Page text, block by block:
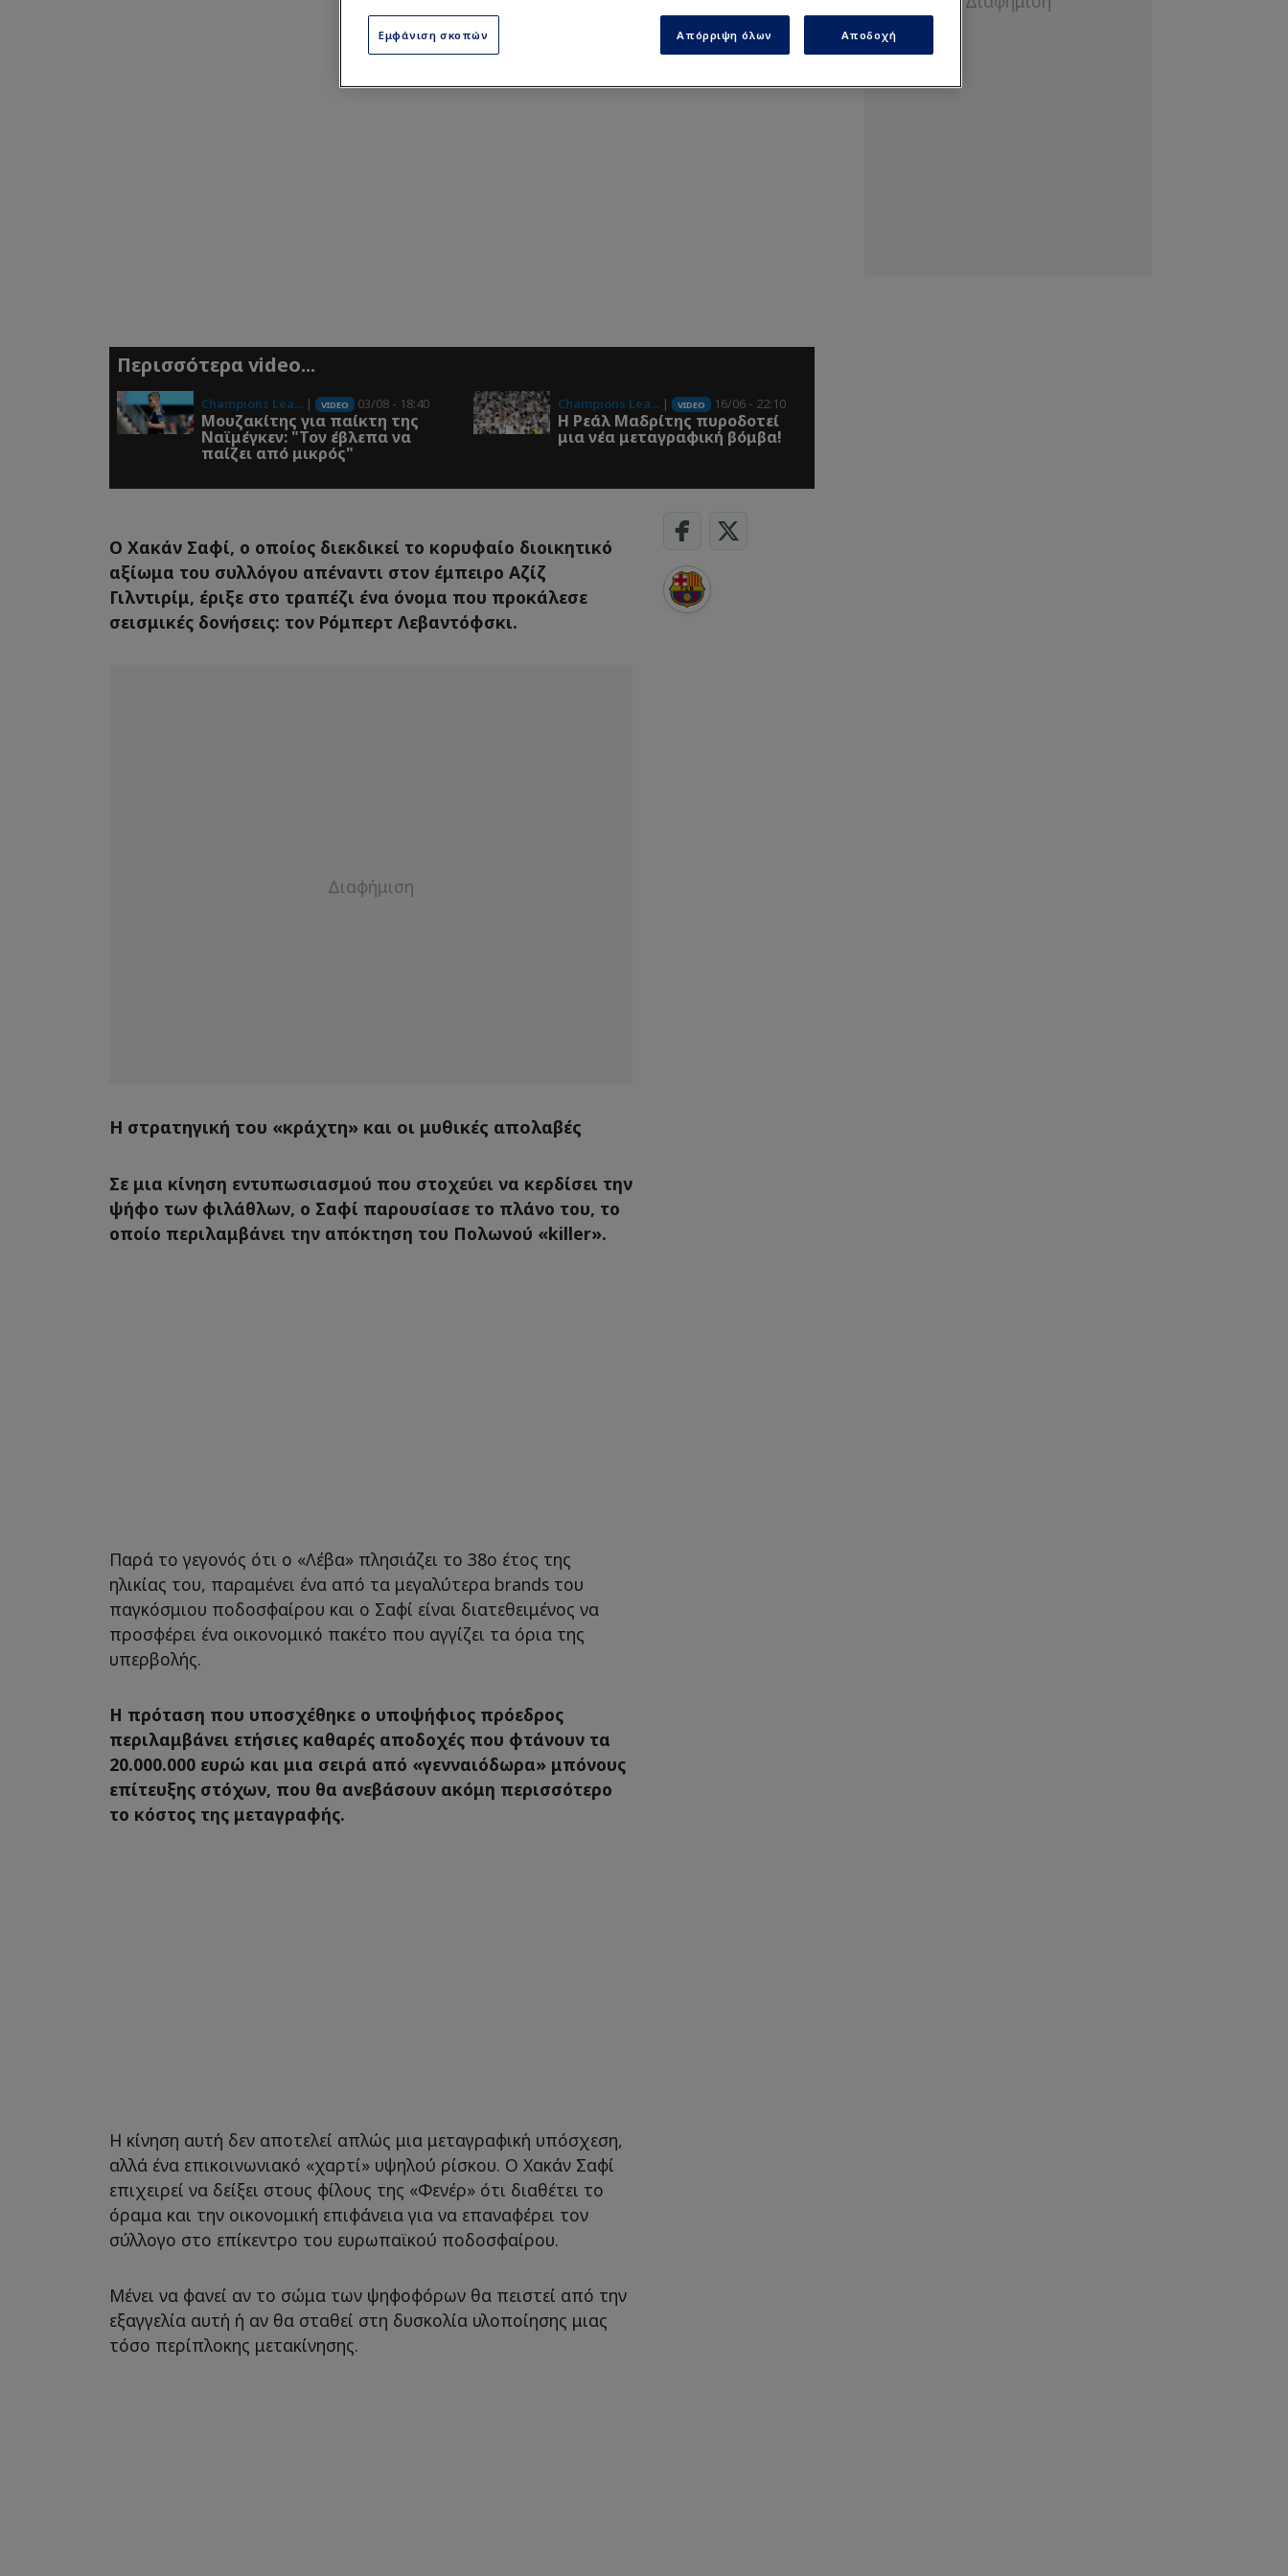
Περισσότερα video...
Champions Lea... | VIDEO 03/08 - 18:40
Μουζακίτης για παίκτη της
Ναϊμέγκεν: "Τον έβλεπα να
παίζει από μικρός"
Champions Lea... | VIDEO 16/06 - 22:10
Η Ρεάλ Μαδρίτης πυροδoτεί
μια νέα μεταγραφική βόμβα!
Ο Χακάν Σαφί, ο οποίος διεκδικεί το κορυφαίο διοικητικό
αξίωμα του συλλόγου απέναντι στον έμπειρο Αζίζ
Γιλντιρίμ, έριξε στο τραπέζι ένα όνομα που προκάλεσε
σεισμικές δονήσεις: τον Ρόμπερτ Λεβαντόφσκι.
Η στρατηγική του «κράχτη» και οι μυθικές απολαβές
Σε μια κίνηση εντυπωσιασμού που στοχεύει να κερδίσει την
ψήφο των φιλάθλων, ο Σαφί παρουσίασε το πλάνο του, το
οποίο περιλαμβάνει την απόκτηση του Πολωνού «killer».
Παρά το γεγονός ότι ο «Λέβα» πλησιάζει το 38ο έτος της
ηλικίας του, παραμένει ένα από τα μεγαλύτερα brands του
παγκόσμιου ποδοσφαίρου και ο Σαφί είναι διατεθειμένος να
προσφέρει ένα οικονομικό πακέτο που αγγίζει τα όρια της
υπερβολής.
Η πρόταση που υποσχέθηκε ο υποψήφιος πρόεδρος
περιλαμβάνει ετήσιες καθαρές αποδοχές που φτάνουν τα
20.000.000 ευρώ και μια σειρά από «γενναιόδωρα» μπόνους
επίτευξης στόχων, που θα ανεβάσουν ακόμη περισσότερο
το κόστος της μεταγραφής.
Η κίνηση αυτή δεν αποτελεί απλώς μια μεταγραφική υπόσχεση,
αλλά ένα επικοινωνιακό «χαρτί» υψηλού ρίσκου. Ο Χακάν Σαφί
επιχειρεί να δείξει στους φίλους της «Φενέρ» ότι διαθέτει το
όραμα και την οικονομική επιφάνεια για να επαναφέρει τον
σύλλογο στο επίκεντρο του ευρωπαϊκού ποδοσφαίρου.
Μένει να φανεί αν το σώμα των ψηφοφόρων θα πειστεί από την
εξαγγελία αυτή ή αν θα σταθεί στη δυσκολία υλοποίησης μιας
τόσο περίπλοκης μετακίνησης.
Εμφάνιση σκοπών Απόρριψη όλων Αποδοχή